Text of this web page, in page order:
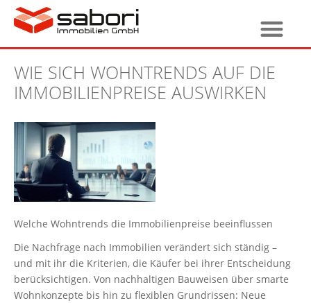
WIE SICH WOHNTRENDS AUF DIE
IMMOBILIENPREISE AUSWIRKEN
Welche Wohntrends die Immobilienpreise beeinflussen
Die Nachfrage nach Immobilien verändert sich ständig –
und mit ihr die Kriterien, die Käufer bei ihrer Entscheidung
berücksichtigen. Von nachhaltigen Bauweisen über smarte
Wohnkonzepte bis hin zu flexiblen Grundrissen: Neue